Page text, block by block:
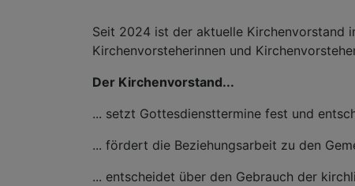
Seit 2024 ist der aktuelle Kirchenvorstand
Kirchenvorsteherinnen und
Der Kirchenvorstand...
... setzt Gottesdiensttermine fest und
... fördert die Beziehungsarbeit zu den
... entscheidet über den Gebrauch der